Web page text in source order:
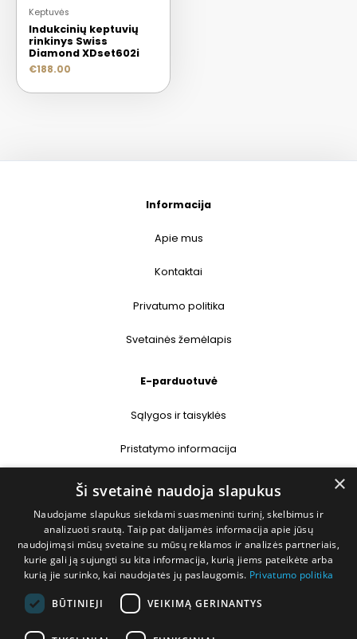
Keptuvės
Indukcinių keptuvių
rinkinys Swiss
Diamond XDset602i
€188.00
Informacija
Apie mus
Kontaktai
Privatumo politika
Svetainės žemėlapis
E-parduotuvė
Sąlygos ir taisyklės
Pristatymo informacija
Prekių grąžinimas
Kontaktai
+370 677 31358
×
Ši svetainė naudoja slapukus
Naudojame slapukus siekdami suasmeninti turinį, skelbimus ir
analizuoti srautą. Taip pat dalijamės informacija apie jūsų
naudojimąsi mūsų svetaine su mūsų reklamos ir analizės partneriais,
kurie gali ją sujungti su kita informacija, kurią jiems pateikėte arba
kurią jie surinko, kai naudojatės jų paslaugomis. Privatumo politika
BŪTINIEJI VEIKIMĄ GERINANTYS